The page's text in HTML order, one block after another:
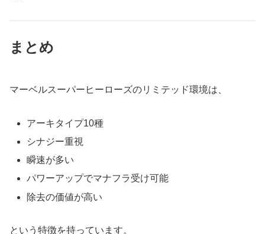
まとめ
マーベルスーパーヒーローズのリミテッド環境は、
アーキタイプ10種
シナジー重視
瞬速が多い
パワーアップでマナフラ受け可能
除去の価値が高い
という特徴を持っています。